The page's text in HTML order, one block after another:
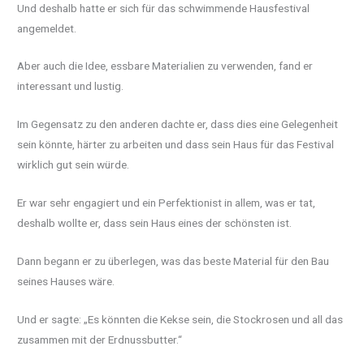
Und deshalb hatte er sich für das schwimmende Hausfestival
angemeldet.
Aber auch die Idee, essbare Materialien zu verwenden, fand er
interessant und lustig.
Im Gegensatz zu den anderen dachte er, dass dies eine Gelegenheit
sein könnte, härter zu arbeiten und dass sein Haus für das Festival
wirklich gut sein würde.
Er war sehr engagiert und ein Perfektionist in allem, was er tat,
deshalb wollte er, dass sein Haus eines der schönsten ist.
Dann begann er zu überlegen, was das beste Material für den Bau
seines Hauses wäre.
Und er sagte: „Es könnten die Kekse sein, die Stockrosen und all das
zusammen mit der Erdnussbutter.“